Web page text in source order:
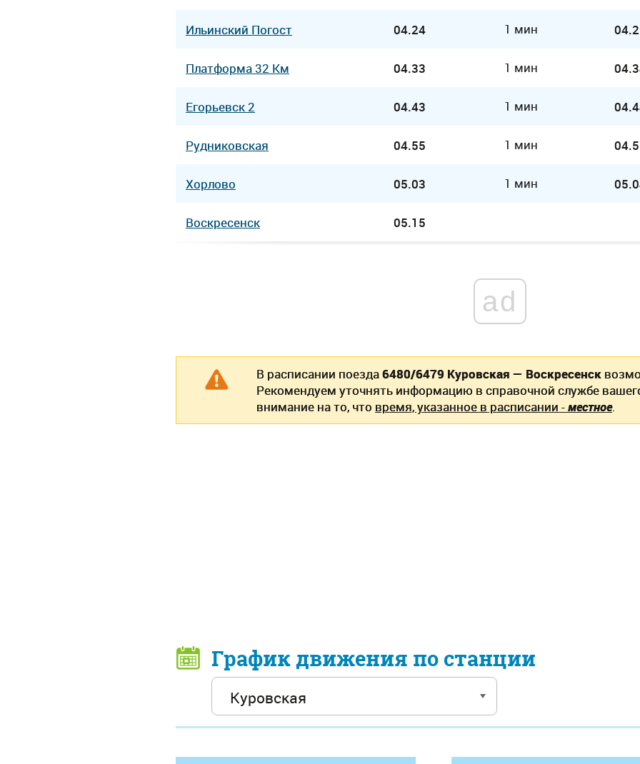
Ильинский Погост 04.24 1 мин
Платформа 32 Км 04.33 1 мин
Егорьевск 2 04.43 1 мин
Рудниковская 04.55 1 мин
Хорлово 05.03 1 мин
Воскресенск 05.15
ad
В расписании поезда6480/6479 Куровская — Воскресенск
Рекомендуем уточнять информацию в справочной службе
внимание на то, что время, указанное в расписании -местное.
График движения по станции